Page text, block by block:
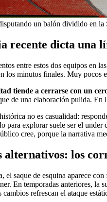
un balón dividido en la
recente dicta una
entre estos dos equipos en
los minutos finales. Muy pocos
tiende a cerrarse con un
de una elaboración pulida.
no es casualidad:
para explorar suele ser el under
cree, porque la narrativa
alternativos: los
el saque de esquina aparece
En temporadas anteriores, la
cambios refrescan el ataque